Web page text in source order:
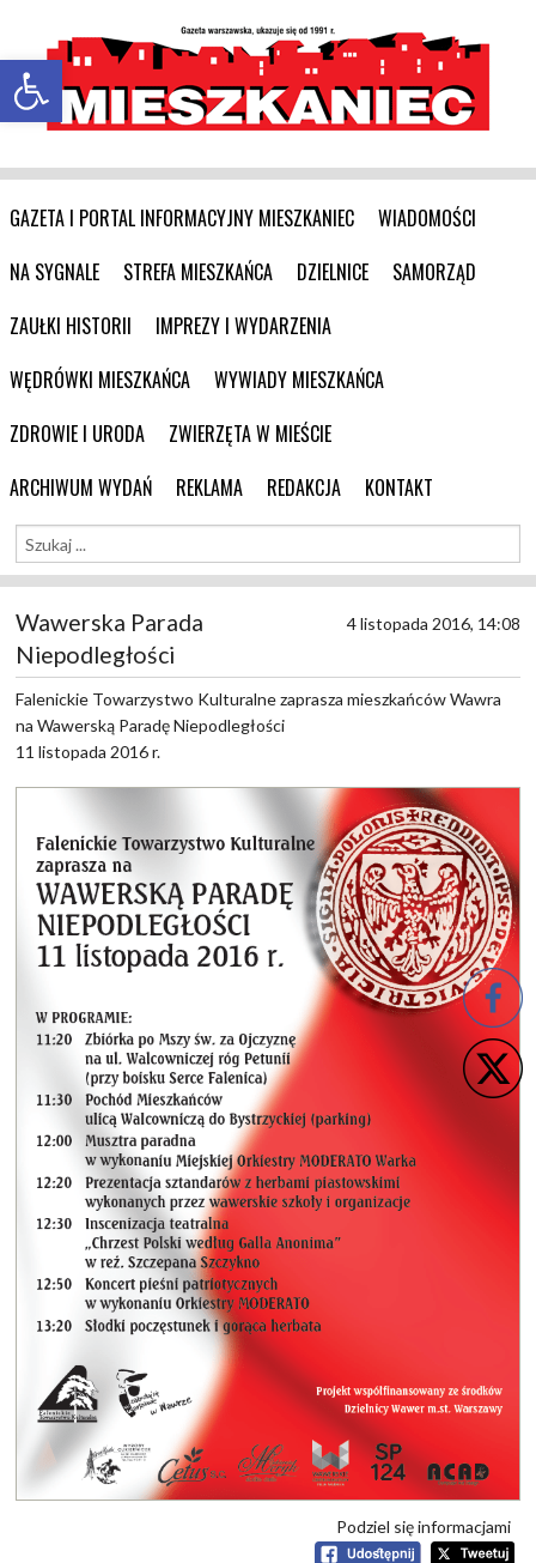
Otwórz pasek narzędzi
GAZETA I PORTAL INFORMACYJNY MIESZKANIEC
WIADOMOŚCI
NA SYGNALE
STREFA MIESZKAŃCA DZIELNICE
SAMORZĄD
ZAUŁKI HISTORII
IMPREZY I WYDARZENIA
WĘDRÓWKI MIESZKAŃCA
WYWIADY MIESZKAŃCA
ZDROWIE I URODA
ZWIERZĘTA W MIEŚCIE
ARCHIWUM WYDAŃ
REKLAMA REDAKCJA KONTAKT
Wawerska Parada
Niepodległości
4 listopada 2016, 14:08
Falenickie Towarzystwo Kulturalne zaprasza mieszkańców Wawra
na Wawerską Paradę Niepodległości
11 listopada 2016 r.
Podziel się informacjami